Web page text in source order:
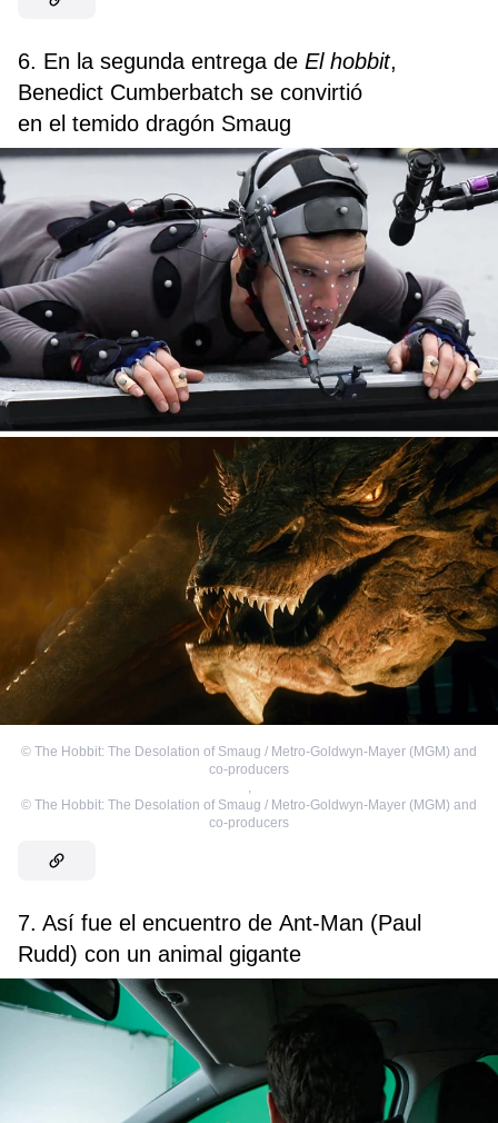
6. En la segunda entrega de El hobbit,
Benedict Cumberbatch se convirtió
en el temido dragón Smaug
© The Hobbit: The Desolation of Smaug / Metro-Goldwyn-Mayer (MGM) and
co-producers
,
© The Hobbit: The Desolation of Smaug / Metro-Goldwyn-Mayer (MGM) and
co-producers
7. Así fue el encuentro de Ant-Man (Paul
Rudd) con un animal gigante